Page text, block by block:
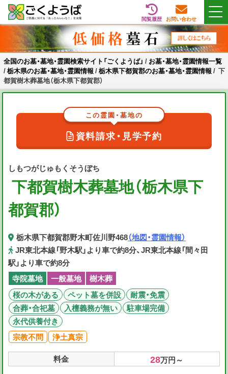
Skip
content
全国のお墓・墓地・霊園検索サイト「ごくようば」
ご供養をもっと身近に
閲覧履歴 お問い合わせ
全国のお墓・墓地・霊園検索サイト「ごくようば」 / お墓・墓地・霊園情報一覧
/栃木県のお墓・墓地・霊園情報 /栃木県下都賀郡のお墓・墓地・霊園情報 / 下
都賀樹木葬墓地（栃木県下都賀郡）
しもつがじゅもくそうぼち
下都賀樹木葬墓地（栃木県下
都賀郡）
栃木県下都賀郡野木町佐川野468（地図・霊園情報）
JR東北本線「野木駅」より車で約8分、JR東北本線「間々田
駅」より車で約8分
この霊園・墓地の
資料請求・見学予約
寺院墓地 一般墓地
樹木葬
桜の木がある
ペット墓を併設
耐震・免震
合葬・合祀墓
入檀義務が無い
駐車場完備
永代供養付き
宗教不問
浄土真宗
料金
28万円～